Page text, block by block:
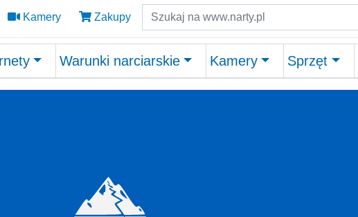
Kamery Zakupy Szukaj
Warunki narciarskie Kamery Sprzęt